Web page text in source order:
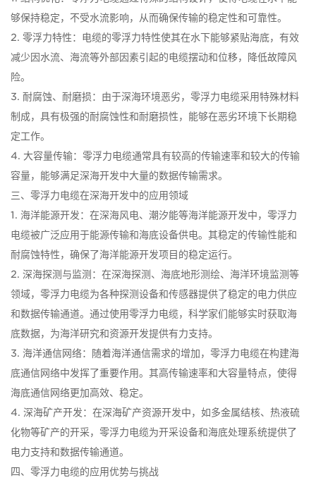
够保持稳定，不受水流影响，从而确保传输的稳定性和可靠性。
2. 零浮力特性：电缆的零浮力特性使其在水下能够紧贴海底，有效
减少因水流、海流等外部因素引起的电缆摆动和位移，降低故障风
险。
3. 耐腐蚀、耐磨损：由于深海环境恶劣，零浮力电缆采用特殊材料
制成，具有极强的耐腐蚀性和耐磨损性，能够在恶劣环境下长期稳
定工作。
4. 大容量传输：零浮力电缆通常具有较高的传输速率和较大的传输
容量，能够满足深海开发中大量的数据传输需求。
三、零浮力电缆在深海开发中的应用领域
1. 海洋能源开发：在深海风电、潮汐能等海洋能源开发中，零浮力
电缆被广泛应用于能源传输和海底设备供电。其稳定的传输性能和
耐腐蚀特性，确保了海洋能源开发项目的稳定运行。
2. 深海探测与监测：在深海探测、海底地形测绘、海洋环境监测等
领域，零浮力电缆为各种探测设备和传感器提供了稳定的电力供应
和数据传输通道。通过使用零浮力电缆，科学家们能够实时获取海
底数据，为海洋研究和资源开发提供有力支持。
3. 海洋通信网络：随着海洋通信需求的增加，零浮力电缆在构建海
底通信网络中发挥了重要作用。其高传输速率和大容量特点，使得
海底通信网络更加高效、稳定。
4. 深海矿产开发：在深海矿产资源开发中，如多金属结核、热液硫
化物等矿产的开采，零浮力电缆为开采设备和海底处理系统提供了
电力支持和数据传输通道。
四、零浮力电缆的应用优势与挑战